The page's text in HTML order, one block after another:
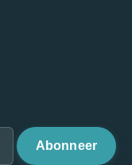
Abonneer